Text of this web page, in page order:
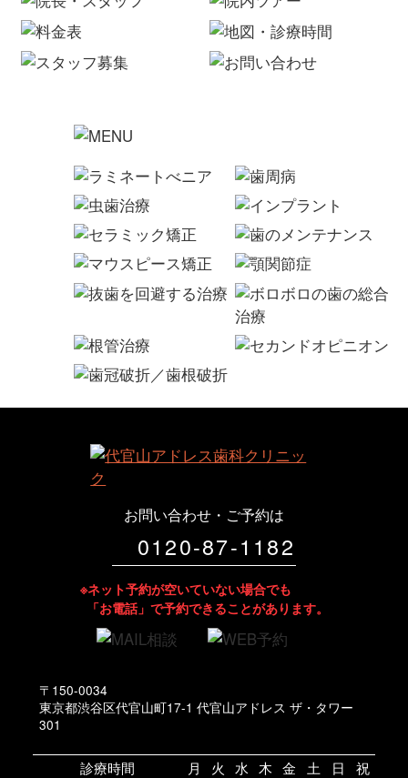
お問い合わせ・ご予約は
0120-87-1182
※ネット予約が空いていない場合でも
「お電話」で予約できることがあります。
〒150-0034
東京都渋谷区代官山町17-1 代官山アドレス ザ・タワー
301
診療時間 月 火 水 木 金 土 日
祝